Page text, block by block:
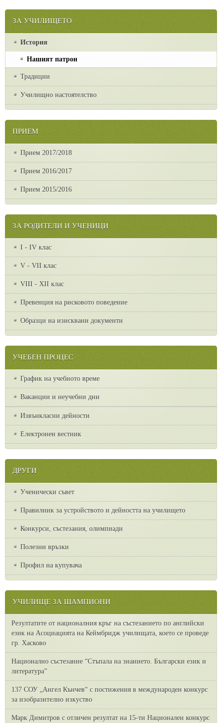
ЗА УЧИЛИЩЕТО
История
Нашият патрон
Традиции
Училищно настоятелство
ПРИЕМ
Прием 2017/2018
Прием 2016/2017
Прием 2015/2016
ЗА РОДИТЕЛИ И УЧЕНИЦИ
I - IV клас
V - VII клас
VІІІ - ХІІ клас
Превенция на рисковото поведение
Образци на изисквани документи
УЧЕБЕН ПРОЦЕС
График на учебното време
Ваканции и неучебни дни
Извънкласни дейности
Електронен вестник
ДРУГИ
Ученически съвет
Правилник за устройството и дейността на училището
Конкурси, състезания, олимпиади
Полезни връзки
Профил на купувача
УЧИЛИЩЕ ЗА ШАМПИОНИ
Резултатите от националния кръг на състезанието по английски
език на Асоциацията на Кеймбридж училищата, което се проведе
гр. Хасково
Национално състезание “Стъпала на знанието. Български език и
литература”
137 СОУ „Ангел Кънчев“ с постижения в международен конкурс
за изобразително изкуство
Марк Димитров с отличен резултат на 15-ти Национален конкурс